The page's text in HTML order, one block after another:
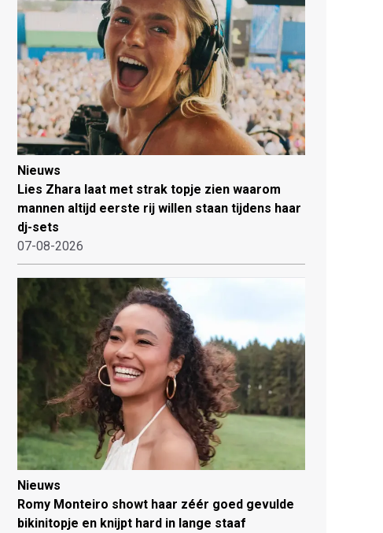
Nieuws
Lies Zhara laat met strak topje zien waarom
mannen altijd eerste rij willen staan tijdens haar
dj-sets
07-08-2026
Nieuws
Romy Monteiro showt haar zéér goed gevulde
bikinitopje en knijpt hard in lange staaf